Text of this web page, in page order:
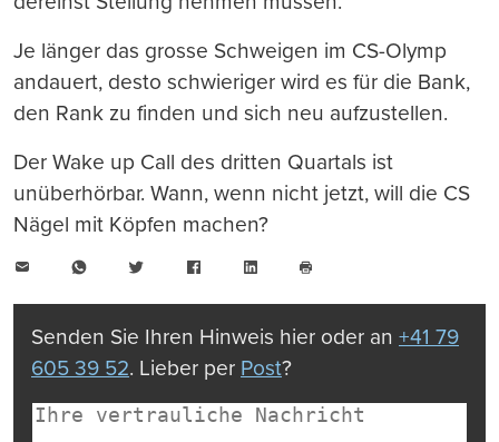
Je länger das grosse Schweigen im CS-Olymp
andauert, desto schwieriger wird es für die Bank,
den Rank zu finden und sich neu aufzustellen.
Der Wake up Call des dritten Quartals ist
unüberhörbar. Wann, wenn nicht jetzt, will die CS
Nägel mit Köpfen machen?
WhatsAppTwitter FacebookLinkedIn
drucken
Senden Sie Ihren Hinweis hier oder an +41 79
605 39 52. Lieber per Post?